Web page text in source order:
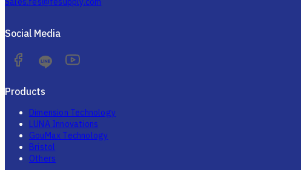
Social Media
Products
Dimension Technology
LUNA Innovations
GouMax Technology
Bristol
Others